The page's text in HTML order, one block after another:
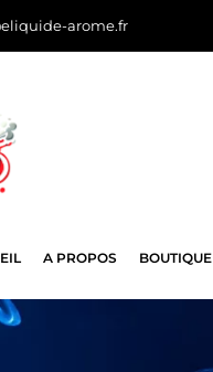
arome.fr
A PROPOS BOUTIQUE